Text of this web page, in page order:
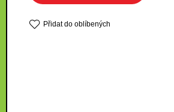
Přidat do oblíbených